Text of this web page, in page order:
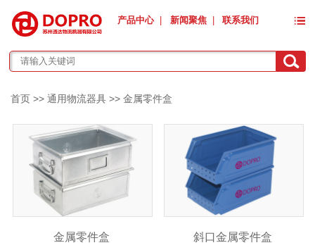
产品中心 新闻聚焦 联系我们
首页 >> 通用物流器具 >> 金属零件盒
金属零件盒 斜口金属零件盒